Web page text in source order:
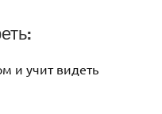
и учит видеть